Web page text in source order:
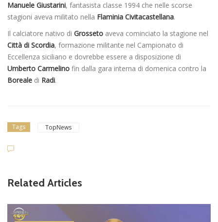
Manuele Giustarini, fantasista classe 1994 che nelle scorse
stagioni aveva militato nella Flaminia Civitacastellana.
Il calciatore nativo di Grosseto aveva cominciato la stagione nel
Città di Scordia, formazione militante nel Campionato di
Eccellenza siciliano e dovrebbe essere a disposizione di
Umberto Carmelino fin dalla gara interna di domenica contro la
Boreale di Radi.
Tags TopNews
Related Articles